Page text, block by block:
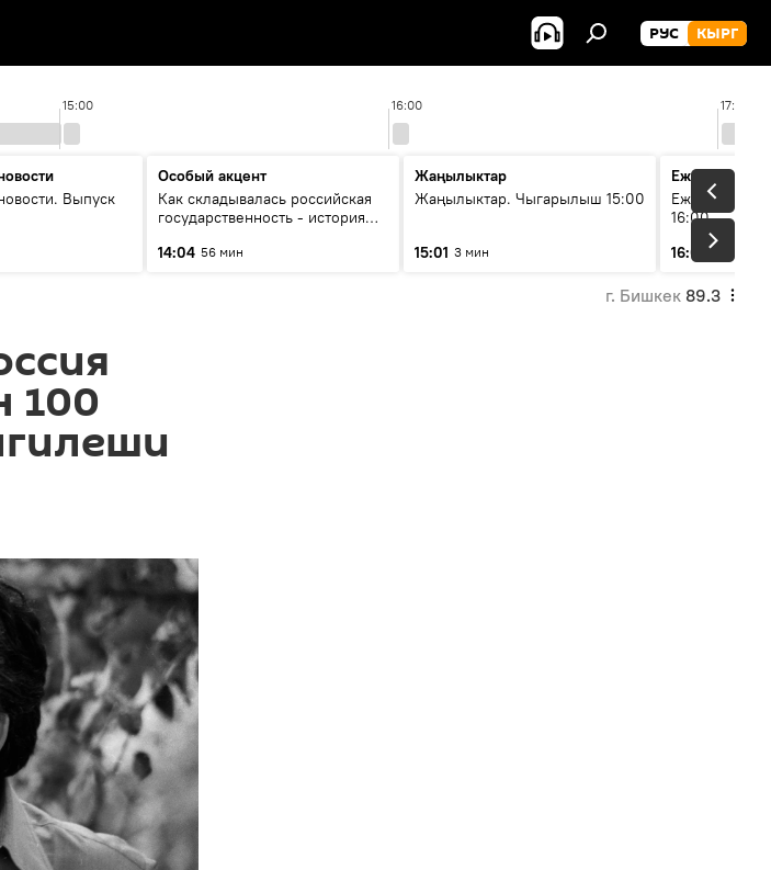
РУС КЫРГ
15:00 16:00 17:00
Выпуск
Особый акцент
Как складывалась российская
государственность - история
глазами аналитиков
14:04 56 мин
Жаңылыктар
Жаңылыктар. Чыгарылыш 15:00
15:01 3 мин
Ежедневные
Ежедневные
16:00
16:01
3 мин
г. Бишкек 89.3
100